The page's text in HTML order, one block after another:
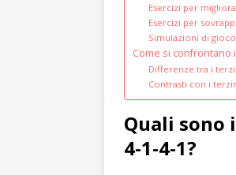
Esercizi per
Esercizi per
Simulazioni di
Come si confrontano
Differenze tra i
Contrasti con i
Quali
4-1-4-1?